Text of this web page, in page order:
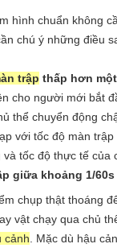
hình chuẩn không
chú ý những điều
trập thấp hơn
cho người mới bắt
thể chuyển động
với tốc độ màn
và tốc độ thực tế của
giữa khoảng 1/60s
chụp thật thoáng
vật chạy qua chủ
cảnh . Mặc dù hậu